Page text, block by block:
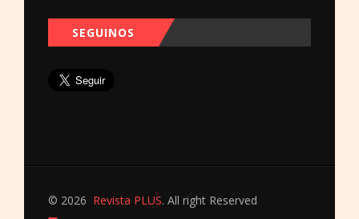
SEGUINOS
© 2026 Revista PLUS. All right Reserved